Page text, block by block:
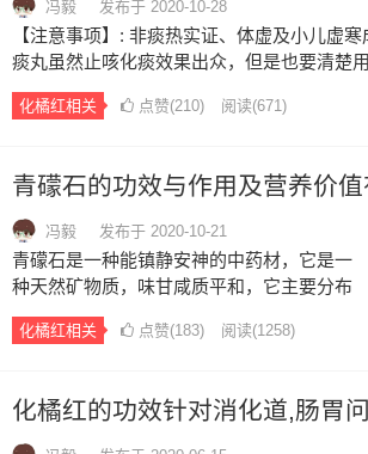
冯毅 发布于 2020-10-28
【注意事项】: 非痰热实证、体虚及小儿虚
痰丸虽然止咳化痰效果出众，但是也要清楚
项，这样才能避免礞石滚痰丸带来不好的一
滚痰丸的功效与作用。礞石滚痰丸虽然止咳
化橘红相关 点赞(210) 阅读(671)
青礞石的功效与作用及营养价值
冯毅 发布于 2020-10-21
青礞石是一种能镇静安神的中药材，它是一
种天然矿物质，味甘咸质平和，它主要分布
于江苏、浙江、河南、湖北、湖南、四川等
地，主要成分为镁、铝、铁、硅酸及结晶
用药，它味咸能软坚，也消痰化气滋养肺
阴，对人类的咳嗽，痰多气喘以及呼吸困难
化橘红相关 点赞(183) 阅读(1258)
化橘红的功效针对消化道,肠胃